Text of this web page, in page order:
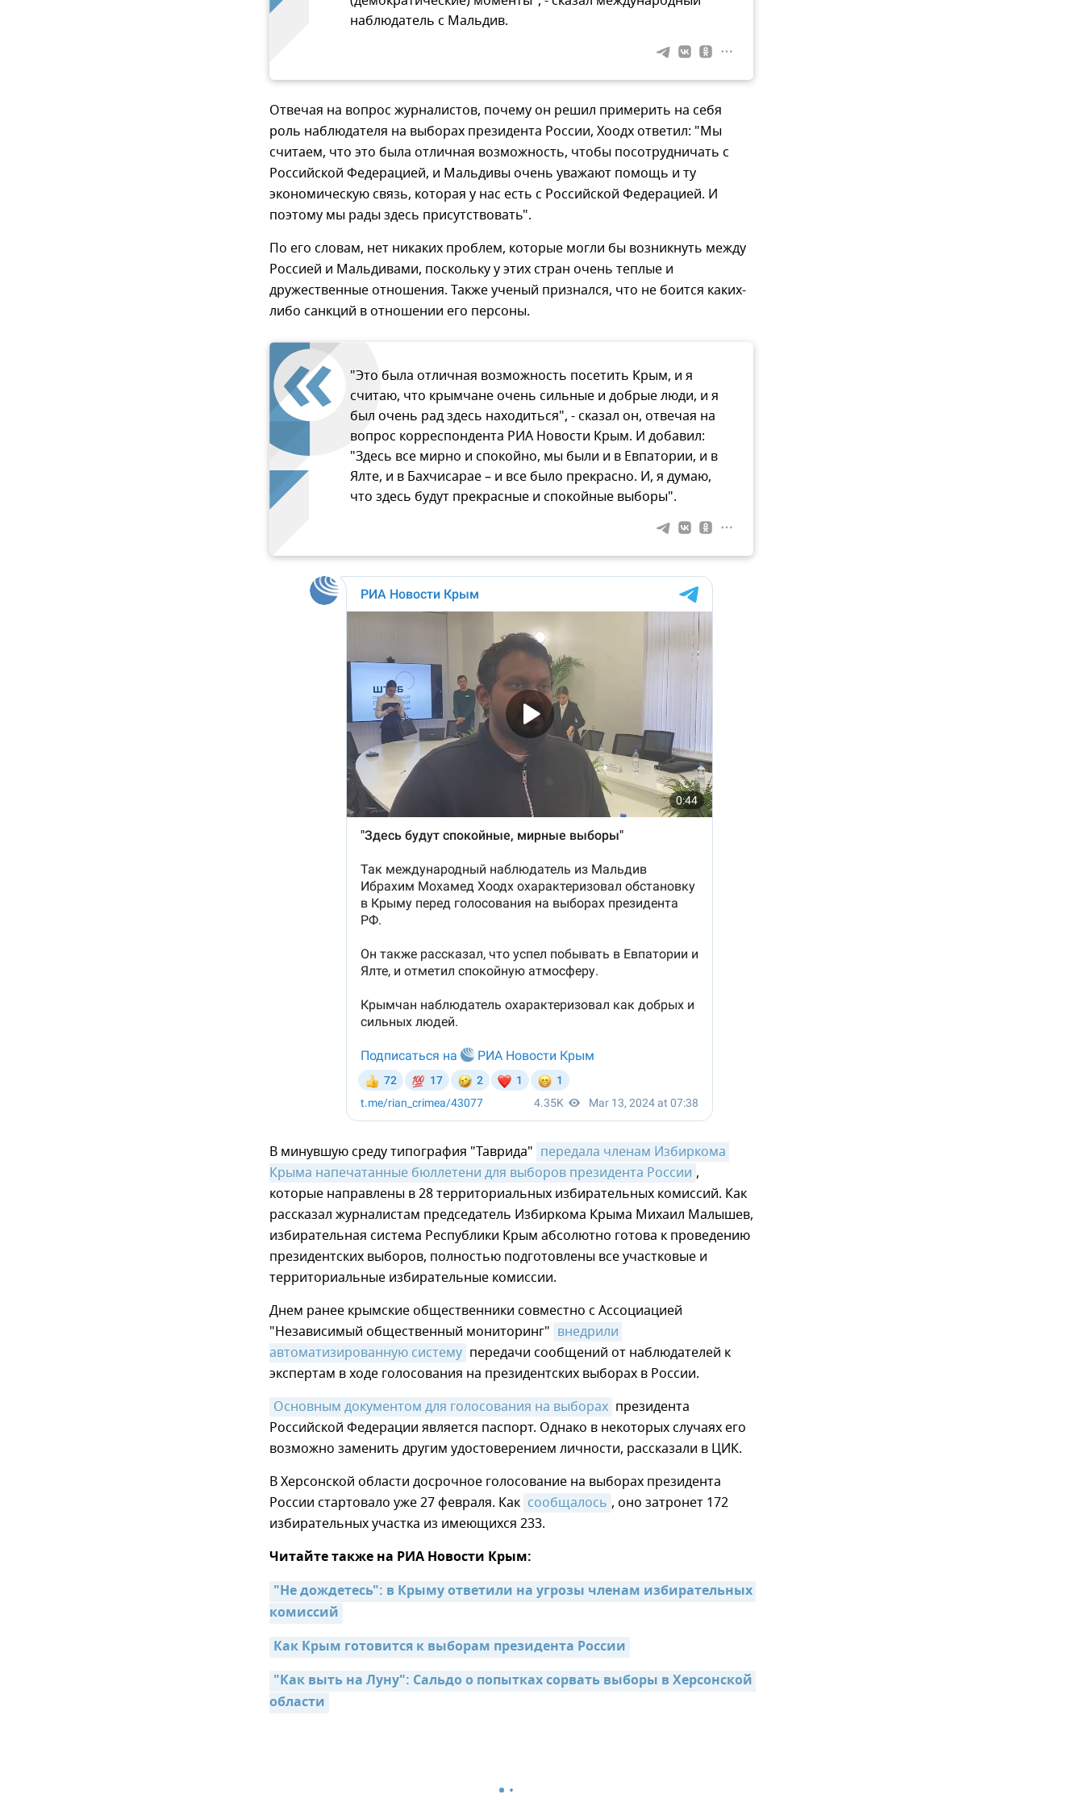
наблюдатель с Мальдив.
Отвечая на вопрос журналистов, почему он решил примерить на себя
роль наблюдателя на выборах президента России, Хоодх ответил: "Мы
считаем, что это была отличная возможность, чтобы посотрудничать с
Российской Федерацией, и Мальдивы очень уважают помощь и ту
экономическую связь, которая у нас есть с Российской Федерацией. И
поэтому мы рады здесь присутствовать".
По его словам, нет никаких проблем, которые могли бы возникнуть между
Россией и Мальдивами, поскольку у этих стран очень теплые и
дружественные отношения. Также ученый признался, что не боится каких-
либо санкций в отношении его персоны.
"Это была отличная возможность посетить Крым, и я
считаю, что крымчане очень сильные и добрые люди, и я
был очень рад здесь находиться", - сказал он, отвечая на
вопрос корреспондента РИА Новости Крым. И добавил:
"Здесь все мирно и спокойно, мы были и в Евпатории, и в
Ялте, и в Бахчисарае – и все было прекрасно. И, я думаю,
что здесь будут прекрасные и спокойные выборы".
В минувшую среду типография "Таврида" передала членам Избиркома
Крыма напечатанные бюллетени для выборов президента России ,
которые направлены в 28 территориальных избирательных комиссий. Как
рассказал журналистам председатель Избиркома Крыма Михаил Малышев,
избирательная система Республики Крым абсолютно готова к проведению
президентских выборов, полностью подготовлены все участковые и
территориальные избирательные комиссии.
Днем ранее крымские общественники совместно с Ассоциацией
"Независимый общественный мониторинг" внедрили
автоматизированную систему передачи сообщений от наблюдателей к
экспертам в ходе голосования на президентских выборах в России.
Основным документом для голосования на выборах президента
Российской Федерации является паспорт. Однако в некоторых случаях его
возможно заменить другим удостоверением личности, рассказали в ЦИК.
В Херсонской области досрочное голосование на выборах президента
России стартовало уже 27 февраля. Как сообщалось , оно затронет 172
избирательных участка из имеющихся 233.
Читайте также на РИА Новости Крым:
"Не дождетесь": в Крыму ответили на угрозы членам избирательных
комиссий
Как Крым готовится к выборам президента России
"Как выть на Луну": Сальдо о попытках сорвать выборы в Херсонской
области